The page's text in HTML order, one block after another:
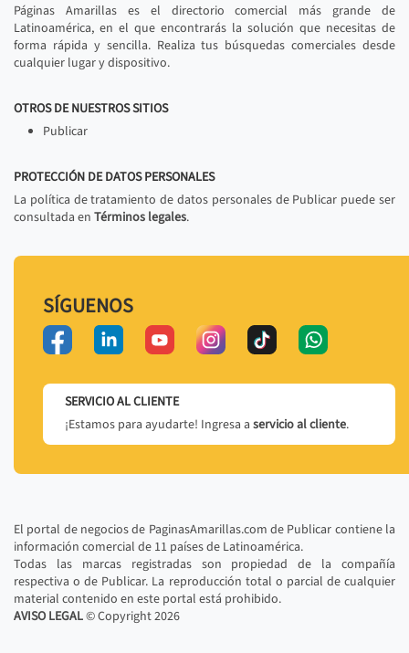
Páginas Amarillas es el directorio comercial más grande de
Latinoamérica, en el que encontrarás la solución que necesitas de
forma rápida y sencilla. Realiza tus búsquedas comerciales desde
cualquier lugar y dispositivo.
OTROS DE NUESTROS SITIOS
Publicar
PROTECCIÓN DE DATOS PERSONALES
La política de tratamiento de datos personales de Publicar puede ser
consultada en Términos legales.
SÍGUENOS
SERVICIO AL CLIENTE
¡Estamos para ayudarte! Ingresa a servicio al cliente.
El portal de negocios de PaginasAmarillas.com de Publicar contiene la
información comercial de 11 países de Latinoamérica.
Todas las marcas registradas son propiedad de la compañía
respectiva o de Publicar. La reproducción total o parcial de cualquier
material contenido en este portal está prohibido.
AVISO LEGAL© Copyright2026